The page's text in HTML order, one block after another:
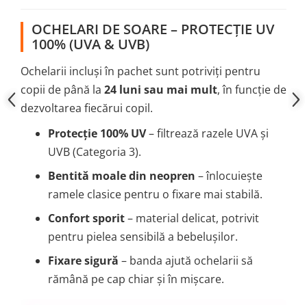
OCHELARI DE SOARE – PROTECȚIE UV
100% (UVA & UVB)
Ochelarii incluși în pachet sunt potriviți pentru
copii de până la 24 luni sau mai mult, în funcție de
dezvoltarea fiecărui copil.
Protecție 100% UV– filtrează razele UVA și
UVB (Categoria 3).
Bentită moale din neopren – înlocuiește
ramele clasice pentru o fixare mai stabilă.
Confort sporit– material delicat, potrivit
pentru pielea sensibilă a bebelușilor.
Fixare sigură – banda ajută ochelarii să
rămână pe cap chiar și în mișcare.